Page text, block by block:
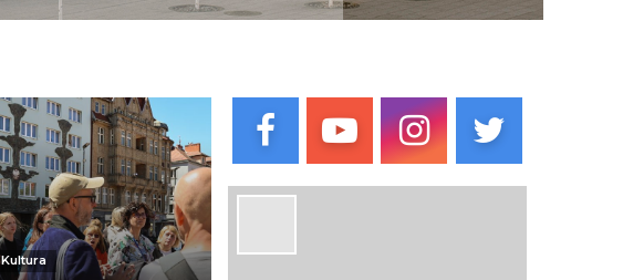
Kultura